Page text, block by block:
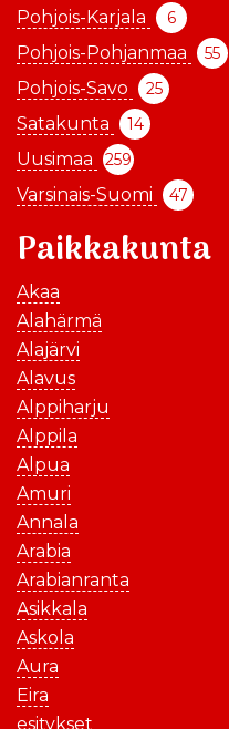
Pohjois-Karjala 6
Pohjois-Pohjanmaa 55
Pohjois-Savo 25
Satakunta 14
Uusimaa 259
Varsinais-Suomi 47
Paikkakunta
Akaa
Alahärmä
Alajärvi
Alavus
Alppiharju
Alppila
Alpua
Amuri
Annala
Arabia
Arabianranta
Asikkala
Askola
Aura
Eira
esitykset